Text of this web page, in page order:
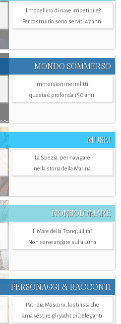
Il modellino di nave irripetibile?
Per costruirlo sono serviti 47 anni
MONDO SOMMERSO
Immersioni nei relitti:
questa è profonda 150 anni
MUSEI
La Spezia. per navigare
nella storia della Marina
NONSOLOMARE
Il Mare della Tranquillità?
Non serve andare sulla Luna
PERSONAGGI & RACCONTI
Patrizia Mosconi, la stilista che
ama vestire gli yacht più eleganti